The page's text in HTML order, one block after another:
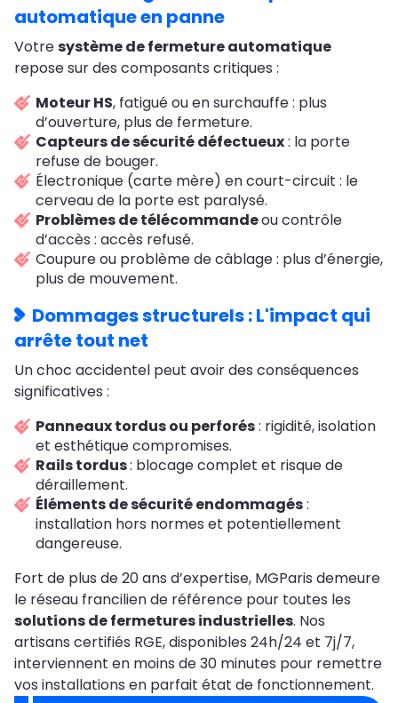
automatique en panne
Votresystème de fermeture automatique
repose sur des composants critiques :
Moteur HS, fatigué ou en surchauffe : plus
d’ouverture, plus de fermeture.
Capteurs de sécurité défectueux: la porte
refuse de bouger.
Électronique (carte mère) en court-circuit : le
cerveau de la porte est paralysé.
Problèmes de télécommandeou contrôle
d’accès : accès refusé.
Coupure ou problème de câblage : plus d’énergie,
plus de mouvement.
Dommages structurels : L'impact qui
arrête tout net
Un choc accidentel peut avoir des conséquences
significatives :
Panneaux tordus ou perforés: rigidité, isolation
et esthétique compromises.
Rails tordus: blocage complet et risque de
déraillement.
Éléments de sécurité endommagés:
installation hors normes et potentiellement
dangereuse.
Fort de plus de 20 ans d’expertise, MGParis demeure
le réseau francilien de référence pour toutes les
solutions de fermetures industrielles. Nos
artisans certifiés RGE, disponibles 24h/24 et 7j/7,
interviennent en moins de 30 minutes pour remettre
vos installations en parfait état de fonctionnement.